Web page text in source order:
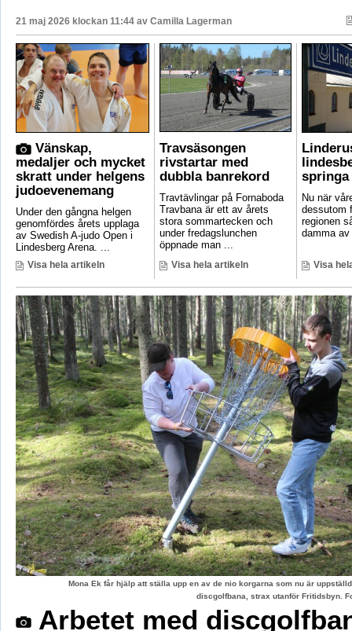
21 maj 2026 klockan 11:44 av Camilla Lagerman
Vänskap,
medaljer och mycket
skratt under helgens
judoevenemang
Under den gångna helgen
genomfördes årets upplaga
av Swedish A-judo Open i
Lindesberg Arena. ...
Visa hela artikeln
Travsäsongen
rivstartar med
dubbla banrekord
Travtävlingar på Fornaboda
Travbana är ett av årets
stora sommartecken och
under fredagslunchen
öppnade man ...
Visa hela artikeln
Nu när
dessutom
regionen
damma
Visa
Mona Ek får hjälp att ställa upp en av de nio korgarna som nu är
discgolfbana, strax utanför Fritidsbyn.
Arbetet med